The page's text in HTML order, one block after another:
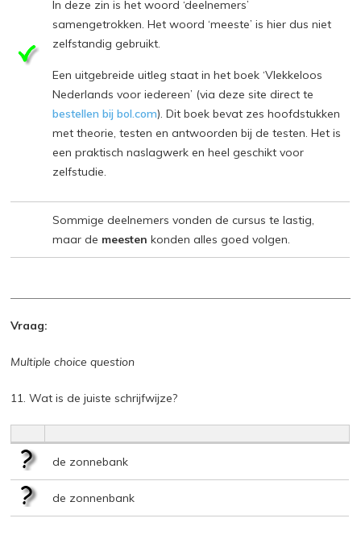
In deze zin is het woord ‘deelnemers’
samengetrokken. Het woord ‘meeste’ is hier dus niet
zelfstandig gebruikt.
Een uitgebreide uitleg staat in het boek ‘Vlekkeloos
Nederlands voor iedereen’ (via deze site direct te
bestellen bij bol.com). Dit boek bevat zes hoofdstukken
met theorie, testen en antwoorden bij de testen. Het is
een praktisch naslagwerk en heel geschikt voor
zelfstudie.
Sommige deelnemers vonden de cursus te lastig,
maar de meesten konden alles goed volgen.
Vraag:
Multiple choice question
11. Wat is de juiste schrijfwijze?
de zonnebank
de zonnenbank